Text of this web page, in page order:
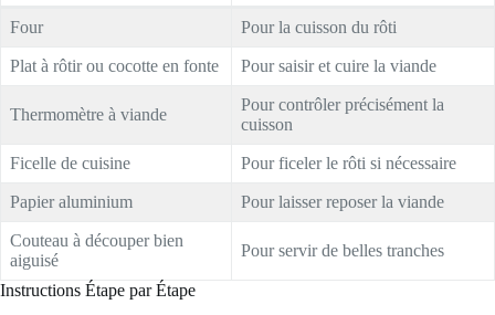
Four Pour la cuisson du rôti
Plat à rôtir ou cocotte en fonte Pour saisir et cuire la viande
Thermomètre à viande
Pour contrôler précisément la
cuisson
Ficelle de cuisine Pour ficeler le rôti si nécessaire
Papier aluminium Pour laisser reposer la viande
Couteau à découper bien
aiguisé
Pour servir de belles tranches
Instructions Étape par Étape